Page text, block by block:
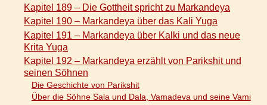
Kapitel 189 – Die Gottheit spricht zu Markandeya
Kapitel 190 – Markandeya über das Kali Yuga
Kapitel 191 – Markandeya über Kalki und das neue
Krita Yuga
Kapitel 192 – Markandeya erzählt von Parikshit und
seinen Söhnen
Die Geschichte von Parikshit
Über die Söhne Sala und Dala, Vamadeva und seine Vami